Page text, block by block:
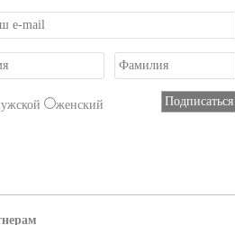
женский